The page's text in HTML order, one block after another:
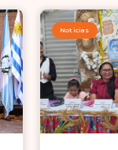
Noticias